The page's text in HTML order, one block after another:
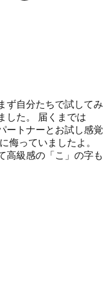
ず自分たちで試してみ
した。 届くまでは
ートナーとお試し感覚
侮っていましたよ。
高級感の「こ」の字も